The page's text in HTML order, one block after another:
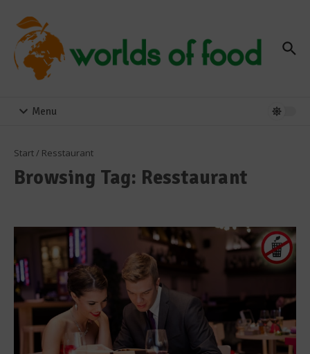
Menu
Start/ Resstaurant
Browsing Tag: Resstaurant